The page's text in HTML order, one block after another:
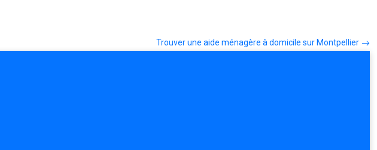
Trouver une aide ménagère à domicile sur Montpellier